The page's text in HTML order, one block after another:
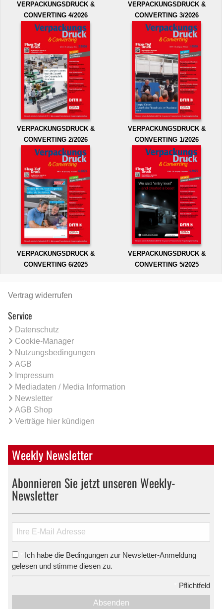
VERPACKUNGSDRUCK &
CONVERTING 4/2026
VERPACKUNGSDRUCK &
CONVERTING 3/2026
VERPACKUNGSDRUCK &
CONVERTING 2/2026
VERPACKUNGSDRUCK &
CONVERTING 1/2026
VERPACKUNGSDRUCK &
CONVERTING 6/2025
VERPACKUNGSDRUCK &
CONVERTING 5/2025
Vertrag widerrufen
Service
Datenschutz
Cookie-Manager
Nutzungsbedingungen
AGB
Impressum
Mediadaten / Media Information
Newsletter
AGB Shop
Verträge hier kündigen
Weekly Newsletter
Abonnieren Sie jetzt unseren Weekly-
Newsletter
Ich habe die Bedingungen zur Newsletter-Anmeldung
gelesen und stimme diesen zu.
Pflichtfeld
Absenden